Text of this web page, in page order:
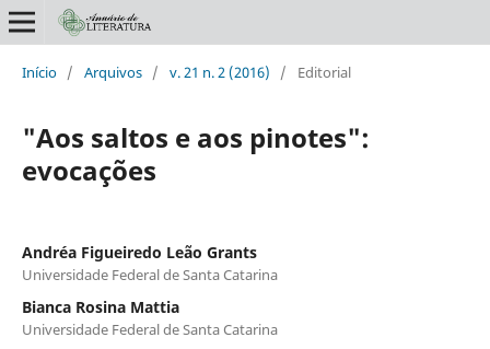
Início / Arquivos / v. 21 n. 2 (2016) / Editorial
"Aos saltos e aos pinotes":
evocações
Andréa Figueiredo Leão Grants
Universidade Federal de Santa Catarina
Bianca Rosina Mattia
Universidade Federal de Santa Catarina